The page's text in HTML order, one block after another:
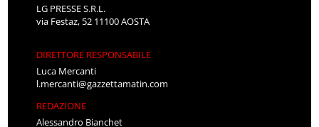
LG PRESSE S.R.L.
via Festaz, 52 11100 AOSTA
DIRETTORE RESPONSABILE
Luca Mercanti
l.mercanti@gazzettamatin.com
REDAZIONE
Alessandro Bianchet